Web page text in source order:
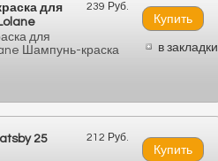
в закладки
239 Руб.
для
для
Шампунь-краска
212 Руб.
25